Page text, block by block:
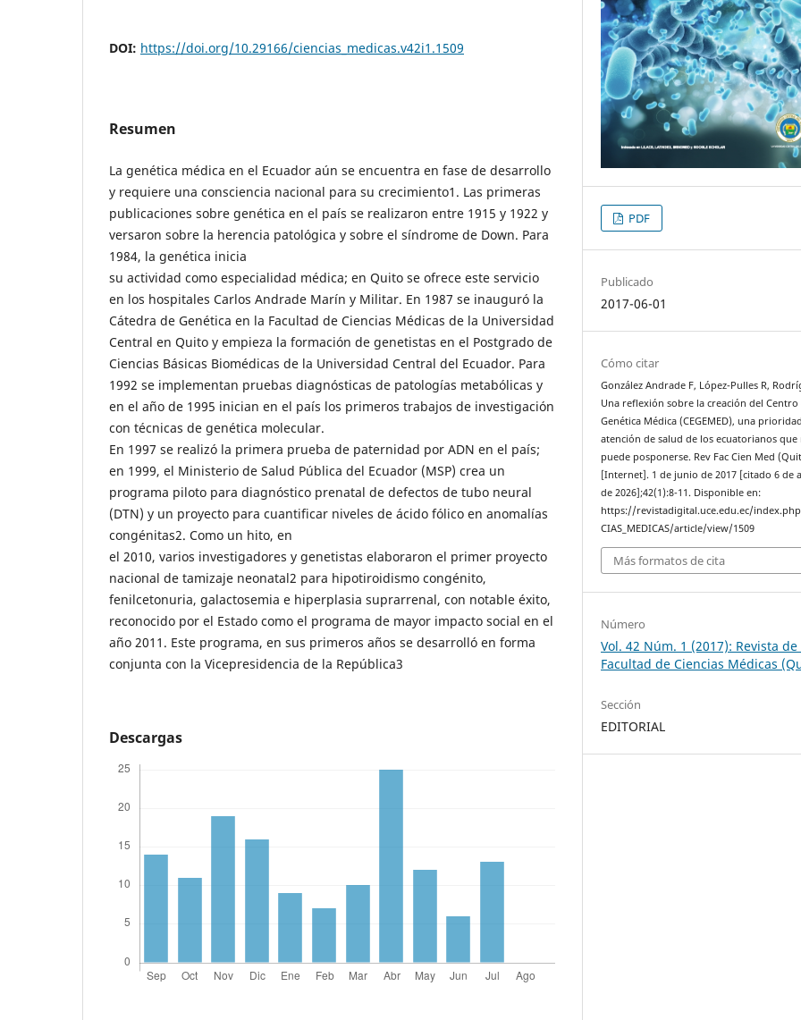
DOI: https://doi.org/10.29166/ciencias_medicas.v42i1.1509
Resumen
La genética médica en el Ecuador aún se encuentra en fase de desarrollo
y requiere una consciencia nacional para su crecimiento1. Las primeras
publicaciones sobre genética en el país se realizaron entre 1915 y 1922 y
versaron sobre la herencia patológica y sobre el síndrome de Down. Para
1984, la genética inicia
su actividad como especialidad médica; en Quito se ofrece este servicio
en los hospitales Carlos Andrade Marín y Militar. En 1987 se inauguró la
Cátedra de Genética en la Facultad de Ciencias Médicas de la Universidad
Central en Quito y empieza la formación de genetistas en el Postgrado de
Ciencias Básicas Biomédicas de la Universidad Central del Ecuador. Para
1992 se implementan pruebas diagnósticas de patologías metabólicas y
en el año de 1995 inician en el país los primeros trabajos de investigación
con técnicas de genética molecular.
En 1997 se realizó la primera prueba de paternidad por ADN en el país;
en 1999, el Ministerio de Salud Pública del Ecuador (MSP) crea un
programa piloto para diagnóstico prenatal de defectos de tubo neural
(DTN) y un proyecto para cuantificar niveles de ácido fólico en anomalías
congénitas2. Como un hito, en
el 2010, varios investigadores y genetistas elaboraron el primer proyecto
nacional de tamizaje neonatal2 para hipotiroidismo congénito,
fenilcetonuria, galactosemia e hiperplasia suprarrenal, con notable éxito,
reconocido por el Estado como el programa de mayor impacto social en el
año 2011. Este programa, en sus primeros años se desarrolló en forma
conjunta con la Vicepresidencia de la República3
Descargas
PDF
Publicado
2017-06-01
Cómo citar
González Andrade F, López-Pulles R,
Una reflexión sobre la creación del Centro
Genética Médica (CEGEMED), una
atención de salud de los ecuatorianos que
puede posponerse. Rev Fac Cien Med
[Internet]. 1 de junio de 2017 [citado 6 de
de 2026];42(1):8-11. Disponible en:
https://revistadigital.uce.edu.ec/
CIAS_MEDICAS/article/view/1509
Más formatos de cita
Número
Vol. 42 Núm. 1 (2017): Revista de
Facultad de Ciencias Médicas
Sección
EDITORIAL